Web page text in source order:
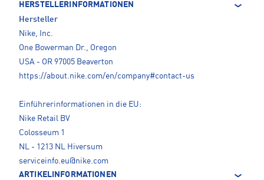
HERSTELLERINFORMATIONEN
Hersteller
Nike, Inc.
One Bowerman Dr., Oregon
USA - OR 97005 Beaverton
https://about.nike.com/en/company#contact-us
Einführerinformationen in die EU:
Nike Retail BV
Colosseum 1
NL - 1213 NL Hiversum
serviceinfo.eu@nike.com
ARTIKELINFORMATIONEN